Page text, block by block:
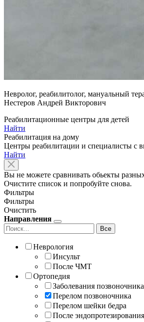
Невролог, реабилитолог, мануальный
Нестеров Андрей Викторович
Реабилитационные центры для детей
Найти
Реабилитация на дому
Центры реабилитации и специалисты с
Найти
Вы не можете сравнивать обьекты
Очистите список и попробуйте снова.
Фильтры
Фильтры
Очистить
Направления
Все
Неврология
Инсульт
После ЧМТ
Ортопедия
Заболевания позвоночника
Перелом позвоночника
Перелом шейки бедра
После